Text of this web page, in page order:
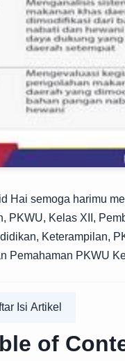
Hai semoga harimu
PKWU, Kelas XII,
Keterampilan,
Pemahaman PKWU
Isi Artikel
of